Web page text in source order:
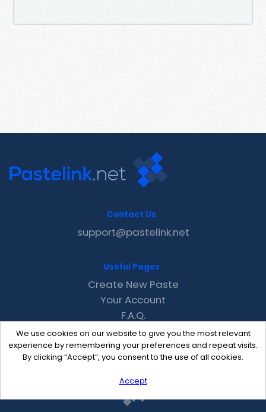
We use cookies on our website to give you the most relevant
experience by remembering your preferences and repeat visits.
By clicking “Accept”, you consent to the use of all cookies.
Accept
Contact Us
support@pastelink.net
Useful Pages
Create New Paste
Your Account
F.A.Q.
Recent
Contact